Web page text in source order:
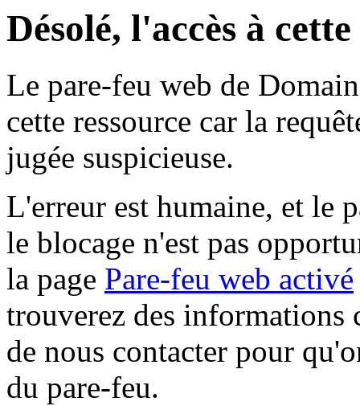
Désolé, l'accès à
Le pare-feu web de
cette ressource car la
jugée suspicieuse.
L'erreur est humaine, et le
le blocage n'est pas
la page Pare-feu web activé
trouverez des informations
de nous contacter pour
du pare-feu.